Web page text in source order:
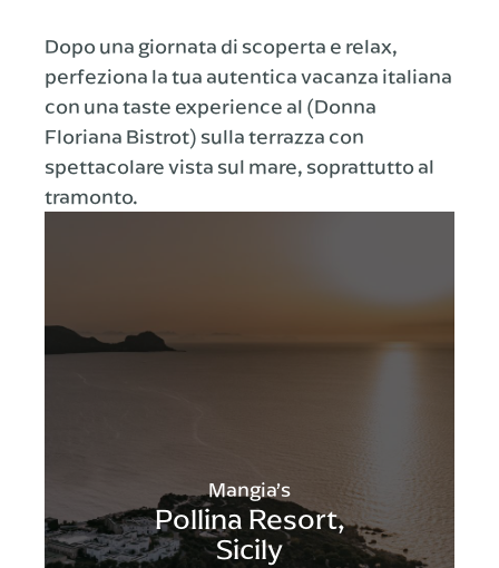
Dopo una giornata di scoperta e relax,
perfeziona la tua autentica vacanza italiana
con una taste experience al (Donna
Floriana Bistrot) sulla terrazza con
spettacolare vista sul mare, soprattutto al
tramonto.
Mangia’s
Pollina Resort,
Sicily